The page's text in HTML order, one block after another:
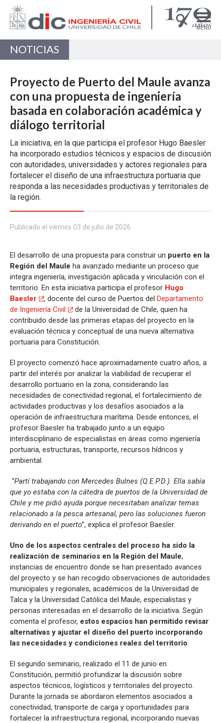
MENÚ
PREGRADO
POSTGRADO
INVESTIGACIÓN
EXTENSIÓN
Estructuras, Construcción y Geotecnia
Ingeniería de Transporte
NOTICIAS
Proyecto de Puerto del Maule avanza
con una propuesta de ingeniería
basada en colaboración académica y
diálogo territorial
La iniciativa, en la que participa el profesor Hugo Baesler
ha incorporado estudios técnicos y espacios de discusión
con autoridades, universidades y actores regionales para
fortalecer el diseño de una infraestructura portuaria que
responda a las necesidades productivas y territoriales de
la región.
Publicado el viernes 03 de julio de 2026
El desarrollo de una propuesta para construir un puerto en la
Región del Maule ha avanzado mediante un proceso que
integra ingeniería, investigación aplicada y vinculación con el
territorio. En esta iniciativa participa el profesor Hugo
Baesler
, docente del curso de Puertos del Departamento
de Ingeniería Civil
de la Universidad de Chile, quien ha
contribuido desde las primeras etapas del proyecto en la
evaluación técnica y conceptual de una nueva alternativa
portuaria para Constitución.
El proyecto comenzó hace aproximadamente cuatro años, a
partir del interés por analizar la viabilidad de recuperar el
desarrollo portuario en la zona, considerando las
necesidades de conectividad regional, el fortalecimiento de
actividades productivas y los desafíos asociados a la
operación de infraestructura marítima. Desde entonces, el
profesor Baesler ha trabajado junto a un equipo
interdisciplinario de especialistas en áreas como ingeniería
portuaria, estructuras, transporte, recursos hídricos y
ambiental.
“Partí trabajando con Mercedes Bulnes (Q.E.P.D.). Ella sabía
que yo estaba con la cátedra de puertos de la Universidad de
Chile y me pidió ayuda porque necesitaban analizar temas
relacionado a la pesca artesanal, pero las soluciones fueron
derivando en el puerto”, explica el profesor Baesler.
Uno de los aspectos centrales del proceso ha sido la
realización de seminarios en la Región del Maule,
instancias de encuentro donde se han presentado avances
del proyecto y se han recogido observaciones de autoridades
municipales y regionales, académicos de la Universidad de
Talca y la Universidad Católica del Maule, especialistas y
personas interesadas en el desarrollo de la iniciativa. Según
comenta el profesor, estos espacios han permitido revisar
alternativas y ajustar el diseño del puerto incorporando
las necesidades y condiciones reales del territorio.
El segundo seminario, realizado el 11 de junio en
Constitución, permitió profundizar la discusión sobre
aspectos técnicos, logísticos y territoriales del proyecto.
Durante la jornada se abordaron elementos asociados a
conectividad, transporte de carga y oportunidades para
fortalecer la infraestructura regional, incorporando nuevas